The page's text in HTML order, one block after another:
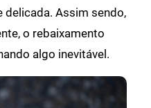
delicada. Assim sendo,
o rebaixamento
algo inevitável.